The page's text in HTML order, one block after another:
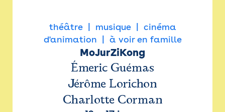
théâtre musique
cinéma
d'animation
à voir en famille
MoJurZiKong
Émeric Guémas
Jérôme Lorichon
Charlotte Corman